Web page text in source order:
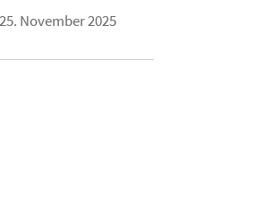
November 2025